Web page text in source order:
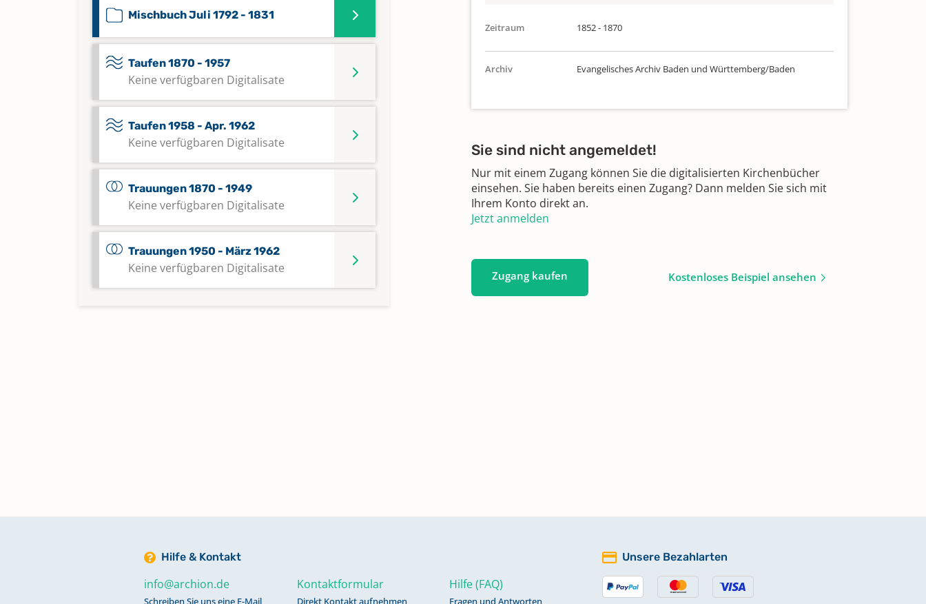
Mischbuch Juli 1792 - 1831
Taufen 1870 - 1957
Keine verfügbaren Digitalisate
Taufen 1958 - Apr. 1962
Keine verfügbaren Digitalisate
Trauungen 1870 - 1949
Keine verfügbaren Digitalisate
Trauungen 1950 - März 1962
Keine verfügbaren Digitalisate
Zeitraum 1852 - 1870
Archiv Evangelisches Archiv Baden und Württemberg/Baden
Sie sind nicht angemeldet!
Nur mit einem Zugang können Sie die digitalisierten Kirchenbücher
einsehen. Sie haben bereits einen Zugang? Dann melden Sie sich mit
Ihrem Konto direkt an.
Jetzt anmelden
Zugang kaufen Kostenloses Beispiel ansehen
Hilfe & Kontakt
info@archion.de
Schreiben Sie uns eine E-Mail
Kontaktformular
Direkt Kontakt aufnehmen
Hilfe (FAQ)
Fragen und Antworten
Unsere Bezahlarten